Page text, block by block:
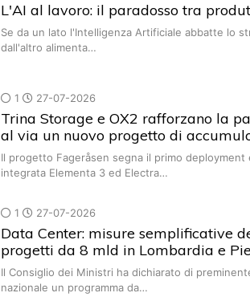
L'AI al lavoro: il paradosso tra
Se da un lato l'Intelligenza Artificiale abbatte lo
dall'altro alimenta…
1 27-07-2026
Trina Storage e OX2 rafforzano la
al via un nuovo progetto di
Il progetto Fageråsen segna il primo deployment
integrata Elementa 3 ed Electra…
1 27-07-2026
Data Center: misure semplificative
progetti da 8 mld in Lombardia e
Il Consiglio dei Ministri ha dichiarato di
nazionale un programma da…